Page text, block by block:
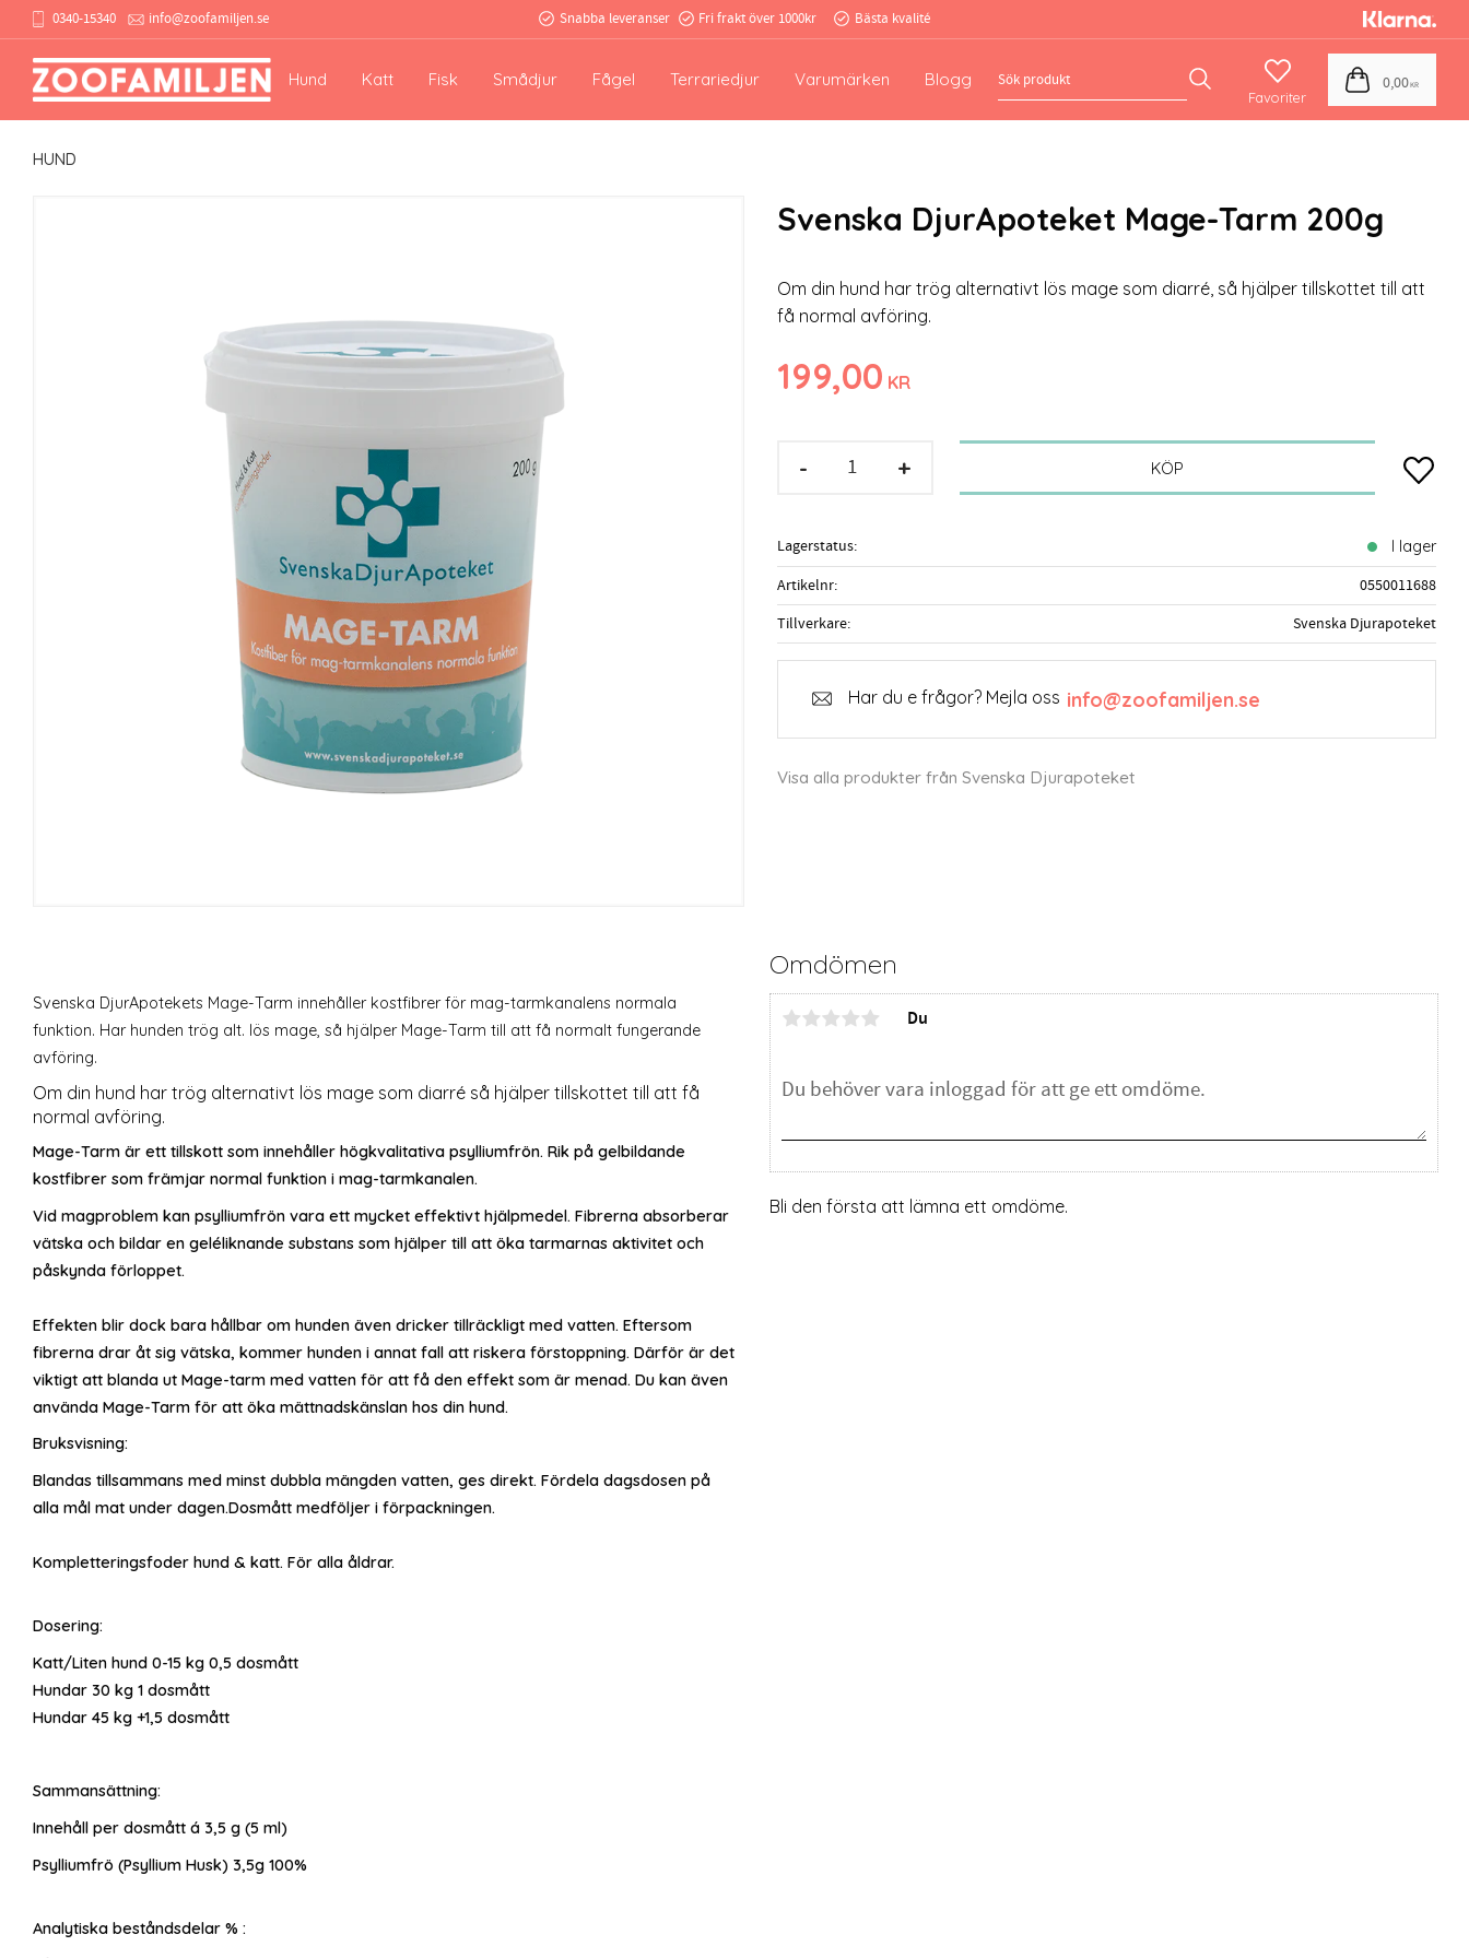
0340-15340 info@zoofamiljen.se Snabba leveranser Fri frakt över 1000kr Bästa kvalité
Hund Katt Fisk Smådjur Fågel Terrariedjur Varumärken Blogg FavoriterKundvagn
0,00KR
HUND
Svenska DjurApoteket Mage-Tarm 200g
Om din hund har trög alternativt lös mage som diarré, så hjälper tillskottet till att
få normal avföring.
199,00 KR
+
- KÖP Lägg
Lagerstatus I lager
Artikelnr
0550011688
Tillverkare
Svenska Djurapoteket
Har du e frågor? Mejla oss info@zoofamiljen.se
Visa alla produkter från Svenska Djurapoteket
Svenska DjurApotekets Mage-Tarm innehåller kostfibrer för mag-tarmkanalens normala
funktion. Har hunden trög alt. lös mage, så hjälper Mage-Tarm till att få normalt fungerande
avföring.
Om din hund har trög alternativt lös mage som diarré så hjälper tillskottet till att få
normal avföring.
Mage-Tarm är ett tillskott som innehåller högkvalitativa psylliumfrön. Rik på gelbildande
kostfibrer som främjar normal funktion i mag-tarmkanalen.
Vid magproblem kan psylliumfrön vara ett mycket effektivt hjälpmedel. Fibrerna absorberar
vätska och bildar en geléliknande substans som hjälper till att öka tarmarnas aktivitet och
påskynda förloppet.
Effekten blir dock bara hållbar om hunden även dricker tillräckligt med vatten. Eftersom
fibrerna drar åt sig vätska, kommer hunden i annat fall att riskera förstoppning. Därför är det
viktigt att blanda ut Mage-tarm med vatten för att få den effekt som är menad. Du kan även
använda Mage-Tarm för att öka mättnadskänslan hos din hund.
Bruksvisning:
Blandas tillsammans med minst dubbla mängden vatten, ges direkt. Fördela dagsdosen på
alla mål mat under dagen.Dosmått medföljer i förpackningen.
Kompletteringsfoder hund & katt. För alla åldrar.
Dosering:
Katt/Liten hund 0-15 kg 0,5 dosmått
Hundar 30 kg 1 dosmått
Hundar 45 kg +1,5 dosmått
Sammansättning:
Innehåll per dosmått á 3,5 g (5 ml)
Psylliumfrö (Psyllium Husk) 3,5g 100%
Analytiska beståndsdelar % :
Omdömen
Du
Bli den första att lämna ett omdöme.